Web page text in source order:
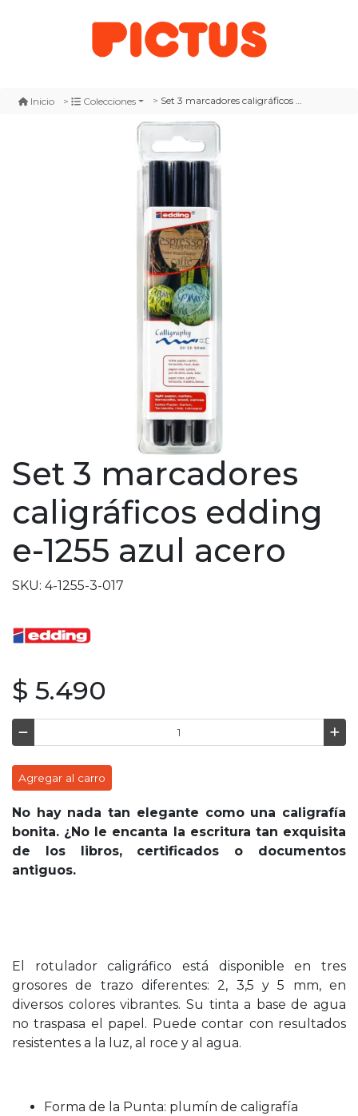
Inicio Colecciones Set 3 marcadores caligráficos edding e-1255 azul acero
Set 3 marcadores
caligráficos edding
e-1255 azul acero
SKU: 4-1255-3-017
$ 5.490
Agregar al carro
No hay nada tan elegante como una caligrafía
bonita. ¿No le encanta la escritura tan exquisita
de los libros, certificados o documentos
antiguos.
El rotulador caligráfico está disponible en tres
grosores de trazo diferentes: 2, 3,5 y 5 mm, en
diversos colores vibrantes. Su tinta a base de agua
no traspasa el papel. Puede contar con resultados
resistentes a la luz, al roce y al agua.
Forma de la Punta: plumín de caligrafía